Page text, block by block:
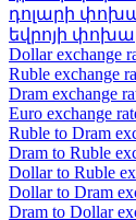
դոլարի
եվրոյի
Dollar exchange
Ruble exchange
Dram exchange
Euro exchange
Ruble to Dram
Dram to Ruble
Dollar to Ruble
Dollar to Dram
Dram to Dollar